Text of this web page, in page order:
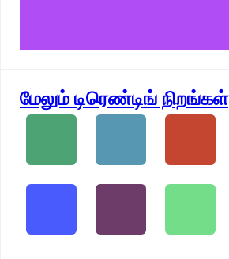
மேலும் டிரெண்டிங் நிறங்கள்